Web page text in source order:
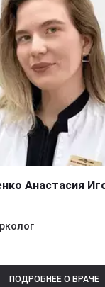
Анастасия
ПОДРОБНЕЕ О ВРАЧЕ